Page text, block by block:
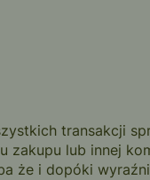
transakcji
lub innej
że i dopóki